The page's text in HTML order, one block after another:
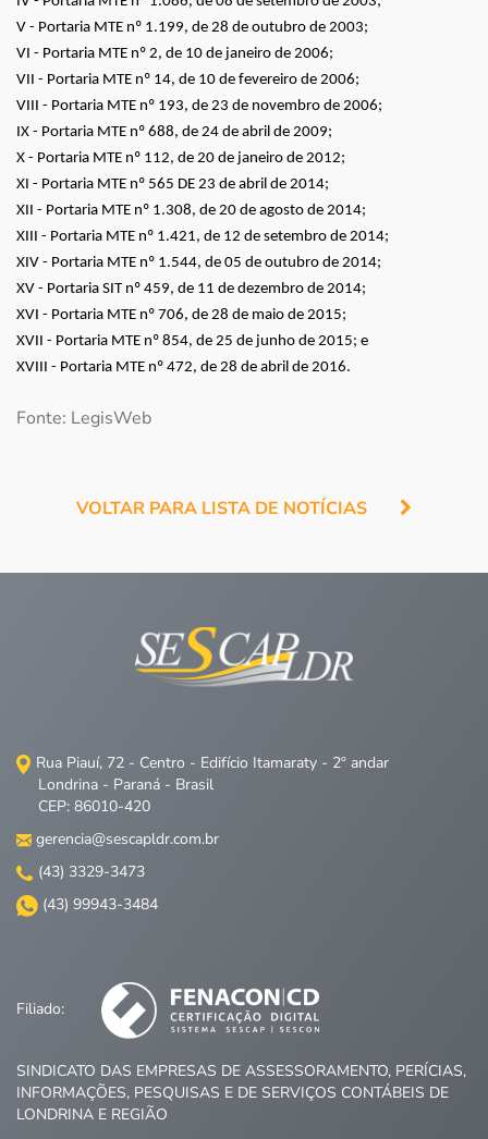
V - Portaria MTE nº 1.199, de 28 de outubro de 2003;
VI - Portaria MTE nº 2, de 10 de janeiro de 2006;
VII - Portaria MTE nº 14, de 10 de fevereiro de 2006;
VIII - Portaria MTE nº 193, de 23 de novembro de 2006;
IX - Portaria MTE nº 688, de 24 de abril de 2009;
X - Portaria MTE nº 112, de 20 de janeiro de 2012;
XI - Portaria MTE nº 565 DE 23 de abril de 2014;
XII - Portaria MTE nº 1.308, de 20 de agosto de 2014;
XIII - Portaria MTE nº 1.421, de 12 de setembro de 2014;
XIV - Portaria MTE nº 1.544, de 05 de outubro de 2014;
XV - Portaria SIT nº 459, de 11 de dezembro de 2014;
XVI - Portaria MTE nº 706, de 28 de maio de 2015;
XVII - Portaria MTE nº 854, de 25 de junho de 2015; e
XVIII - Portaria MTE nº 472, de 28 de abril de 2016.
Fonte: LegisWeb
VOLTAR PARA LISTA DE NOTÍCIAS
Rua Piauí, 72 - Centro - Edifício Itamaraty - 2º andar
Londrina - Paraná - Brasil
CEP: 86010-420
gerencia@sescapldr.com.br
(43) 3329-3473
(43) 99943-3484
Filiado:
SINDICATO DAS EMPRESAS DE ASSESSORAMENTO, PERÍCIAS,
INFORMAÇÕES, PESQUISAS E DE SERVIÇOS CONTÁBEIS DE
LONDRINA E REGIÃO